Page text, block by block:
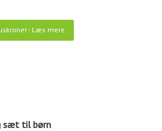
- Læs mere
sæt til børn